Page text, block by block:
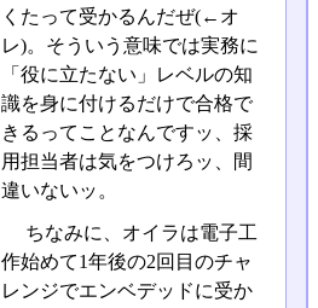
くたって受かるんだぜ(←オ
レ)。そういう意味では実務に
「役に立たない」レベルの知
識を身に付けるだけで合格で
きるってことなんですッ、採
用担当者は気をつけろッ、間
違いないッ。
ちなみに、オイラは電子工
作始めて1年後の2回目のチャ
レンジでエンベデッドに受か